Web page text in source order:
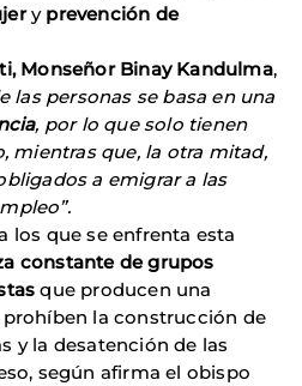
y prevención de
Monseñor Binay Kandulma,
las personas se basa en una
, por lo que solo tienen
mientras que, la otra mitad,
a emigrar a las
los que se enfrenta esta
constante de grupos
que producen una
la construcción de
y la desatención de las
según afirma el obispo